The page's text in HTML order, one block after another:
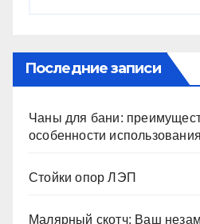
Последние записи
Чаны для бани:
особенности использования
Стойки опор ЛЭП
Малярный скотч: Ваш